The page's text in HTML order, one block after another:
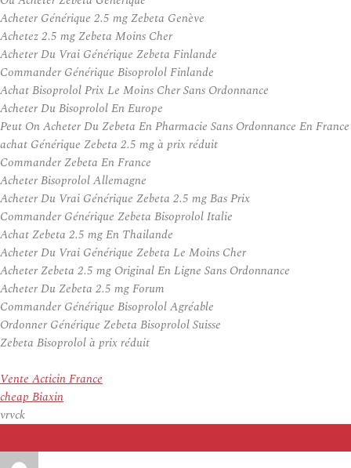
Acheter Générique 2.5 mg Zebeta Genève
Achetez 2.5 mg Zebeta Moins Cher
Acheter Du Vrai Générique Zebeta Finlande
Commander Générique Bisoprolol Finlande
Achat Bisoprolol Prix Le Moins Cher Sans Ordonnance
Acheter Du Bisoprolol En Europe
Peut On Acheter Du Zebeta En Pharmacie Sans Ordonnance En France
achat Générique Zebeta 2.5 mg à prix réduit
Commander Zebeta En France
Acheter Bisoprolol Allemagne
Acheter Du Vrai Générique Zebeta 2.5 mg Bas Prix
Commander Générique Zebeta Bisoprolol Italie
Achat Zebeta 2.5 mg En Thailande
Acheter Du Vrai Générique Zebeta Le Moins Cher
Acheter Zebeta 2.5 mg Original En Ligne Sans Ordonnance
Acheter Du Zebeta 2.5 mg Forum
Commander Générique Bisoprolol Agréable
Ordonner Générique Zebeta Bisoprolol Suisse
Zebeta Bisoprolol à prix réduit
Vente Acticin France
cheap Biaxin
vrvck